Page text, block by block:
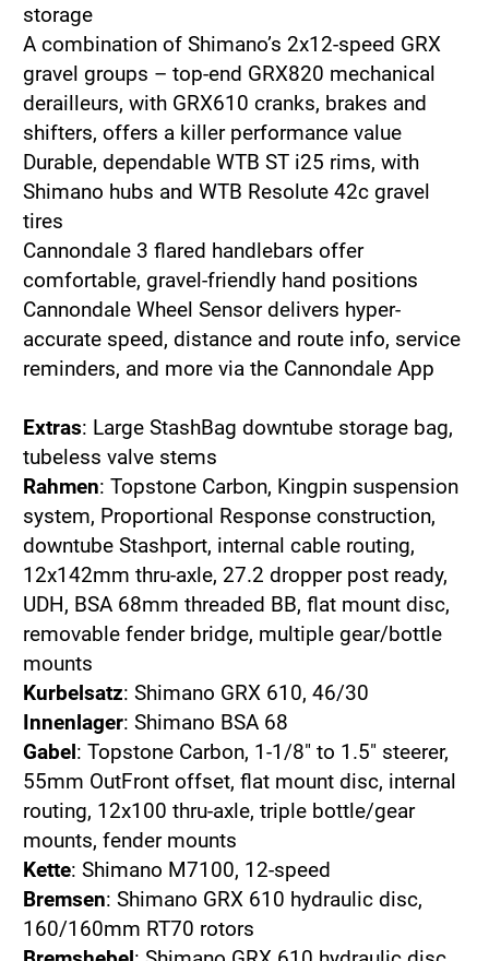
storage
A combination of Shimano’s 2x12-speed GRX
gravel groups – top-end GRX820 mechanical
derailleurs, with GRX610 cranks, brakes and
shifters, offers a killer performance value
Durable, dependable WTB ST i25 rims, with
Shimano hubs and WTB Resolute 42c gravel
tires
Cannondale 3 flared handlebars offer
comfortable, gravel-friendly hand positions
Cannondale Wheel Sensor delivers hyper-
accurate speed, distance and route info, service
reminders, and more via the Cannondale App
Extras: Large StashBag downtube storage bag,
tubeless valve stems
Rahmen: Topstone Carbon, Kingpin suspension
system, Proportional Response construction,
downtube Stashport, internal cable routing,
12x142mm thru-axle, 27.2 dropper post ready,
UDH, BSA 68mm threaded BB, flat mount disc,
removable fender bridge, multiple gear/bottle
mounts
Kurbelsatz: Shimano GRX 610, 46/30
Innenlager: Shimano BSA 68
Gabel: Topstone Carbon, 1-1/8" to 1.5" steerer,
55mm OutFront offset, flat mount disc, internal
routing, 12x100 thru-axle, triple bottle/gear
mounts, fender mounts
Kette: Shimano M7100, 12-speed
Bremsen: Shimano GRX 610 hydraulic disc,
160/160mm RT70 rotors